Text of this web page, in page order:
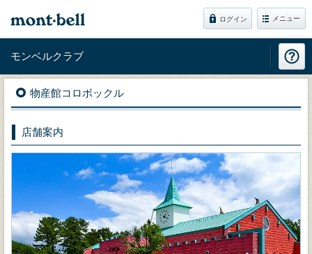
ログイン メニュー
モンベルクラブ
物産館コロボックル
店舗案内